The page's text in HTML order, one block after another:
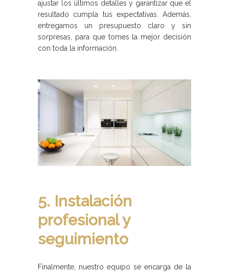
ajustar los últimos detalles y garantizar que el
resultado cumpla tus expectativas. Además,
entregamos un presupuesto claro y sin
sorpresas, para que tomes la mejor decisión
con toda la información.
5. Instalación
profesional y
seguimiento
Finalmente, nuestro equipo se encarga de la